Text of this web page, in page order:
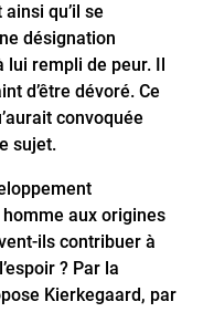
qu’il se
désignation
lui rempli de peur. Il
d’être dévoré. Ce
convoquée
sujet.
aux origines
ils contribuer à
? Par la
Kierkegaard, par